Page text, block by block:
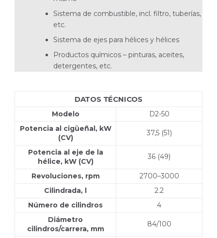
Sistema de combustible, incl. filtro, tuberías,
etc.
Sistema de ejes para hélices y hélices
Productos químicos – pinturas, aceites,
detergen­tes, etc.
DATOS TÉCNICOS
Modelo
D2-50
Potencia al cigüeñal, kW
(CV)
37,5 (51)
Potencia al eje de la
hélice, kW (CV)
36 (49)
Revoluciones, rpm
2700–3000
Cilindrada, l
2.2
Número de cilindros
4
Diámetro
cilindros/carrera, mm
84/100